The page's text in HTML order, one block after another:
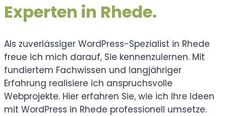
Experten in Rhede.
Als zuverlässiger WordPress-Spezialist in Rhede
freue ich mich darauf, Sie kennenzulernen. Mit
fundiertem Fachwissen und langjähriger
Erfahrung realisiere ich anspruchsvolle
Webprojekte. Hier erfahren Sie, wie ich Ihre Ideen
mit WordPress in Rhede professionell umsetze.